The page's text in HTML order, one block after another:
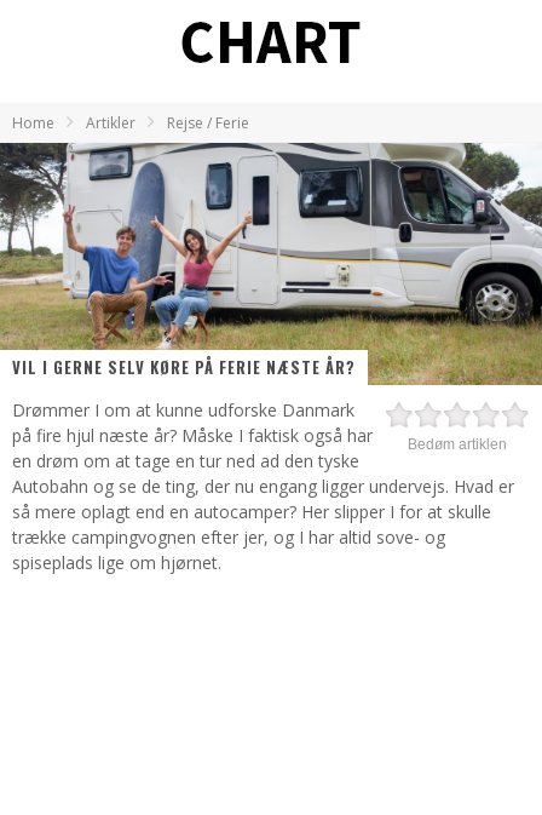
Home Artikler Rejse / Ferie
VIL I GERNE SELV KØRE PÅ FERIE NÆSTE ÅR?
Bedøm artiklen
Drømmer I om at kunne udforske Danmark
på fire hjul næste år? Måske I faktisk også har
en drøm om at tage en tur ned ad den tyske
Autobahn og se de ting, der nu engang ligger undervejs. Hvad er
så mere oplagt end en autocamper? Her slipper I for at skulle
trække campingvognen efter jer, og I har altid sove- og
spiseplads lige om hjørnet.